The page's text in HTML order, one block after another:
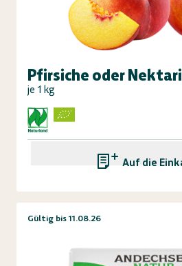
Pfirsiche oder
je 1 kg
Auf die
Gültig bis 11.08.26